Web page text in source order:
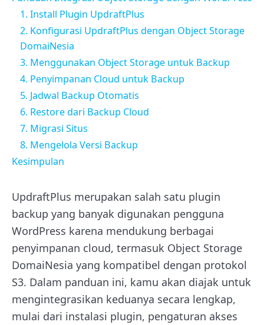
1. Install Plugin UpdraftPlus
2. Konfigurasi UpdraftPlus dengan Object Storage
DomaiNesia
3. Menggunakan Object Storage untuk Backup
4. Penyimpanan Cloud untuk Backup
5. Jadwal Backup Otomatis
6. Restore dari Backup Cloud
7. Migrasi Situs
8. Mengelola Versi Backup
Kesimpulan
UpdraftPlus merupakan salah satu plugin
backup yang banyak digunakan pengguna
WordPress karena mendukung berbagai
penyimpanan cloud, termasuk Object Storage
DomaiNesia yang kompatibel dengan protokol
S3. Dalam panduan ini, kamu akan diajak untuk
mengintegrasikan keduanya secara lengkap,
mulai dari instalasi plugin, pengaturan akses